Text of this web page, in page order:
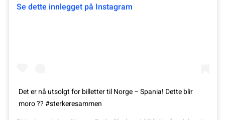
Se dette innlegget på Instagram
Det er nå utsolgt for billetter til Norge – Spania! Dette blir
moro ?? #sterkeresammen